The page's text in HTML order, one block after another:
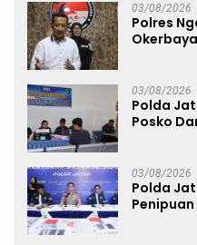
03/08/2026
Polres
03/08/2026
Polda
Posko
03/08/2026
Polda
Penipuan